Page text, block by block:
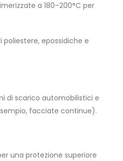
a 180–200°C per
poliestere, epossidiche e
di scarico automobilistici e
facciate continue).
una protezione superiore